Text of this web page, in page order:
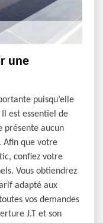
une
puisqu’elle
est essentiel de
aucun
Afin que votre
confiez votre
Vous obtiendrez
adapté aux
vos demandes
J.T et son